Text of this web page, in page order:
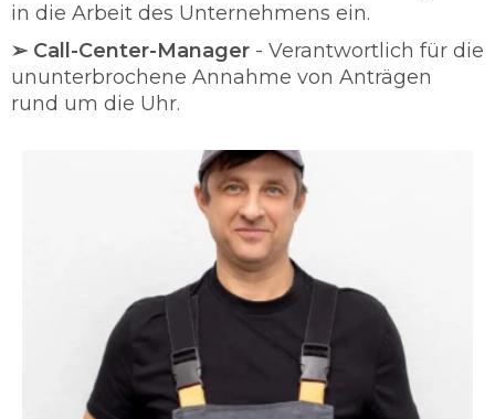
in die Arbeit des Unternehmens ein.
➢ Call-Center-Manager - Verantwortlich für die
ununterbrochene Annahme von Anträgen
rund um die Uhr.